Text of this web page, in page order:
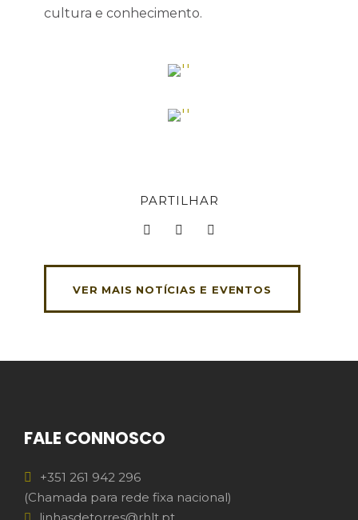
cultura e conhecimento.
PARTILHAR
VER MAIS NOTÍCIAS E EVENTOS
FALE CONNOSCO
+351 261 942 296
(Chamada para rede fixa nacional)
linhasdetorres@rhlt.pt